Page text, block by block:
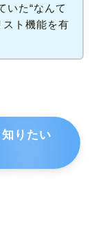
いた“なんて
スト機能を有
りたい